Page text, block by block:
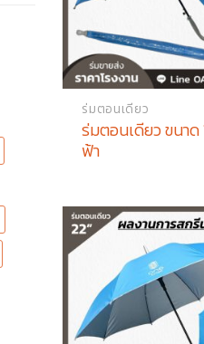
ร่มตอนเดียว
ร่มตอนเดียว ขนาด
ฟ้า